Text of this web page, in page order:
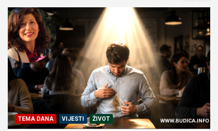
TEMA DANA VIJESTI ŽIVOT